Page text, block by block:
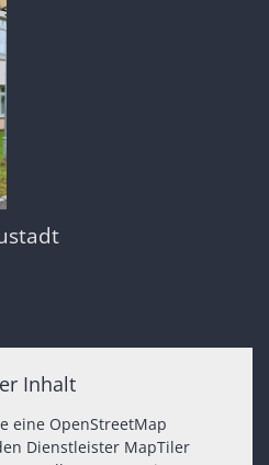
Inhalt
eine OpenStreetMap
Dienstleister MapTiler